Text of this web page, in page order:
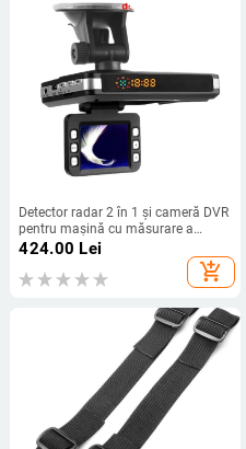
Detector radar 2 în 1 și cameră DVR
pentru mașină cu măsurare a
vitezei
424.00 Lei
add_shopping_cart